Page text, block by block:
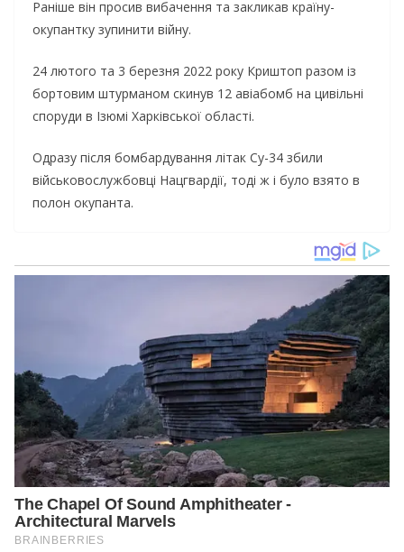
Раніше він просив вибачення та закликав країну-
окупантку зупинити війну.
24 лютого та 3 березня 2022 року Криштоп разом із
бортовим штурманом скинув 12 авіабомб на цивільні
споруди в Ізюмі Харківської області.
Одразу після бомбардування літак Су-34 збили
військовослужбовці Нацгвардії, тоді ж і було взято в
полон окупанта.